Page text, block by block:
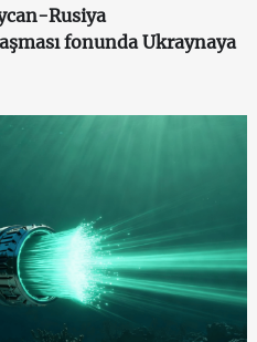
Rusiya
fonunda Ukraynaya